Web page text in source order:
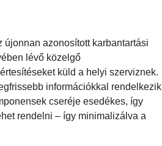
azonosított karbantartási
lévő közelgő
küld a helyi szerviznek.
információkkal rendelkezik
cseréje esedékes, így
rendelni – így minimalizálva a